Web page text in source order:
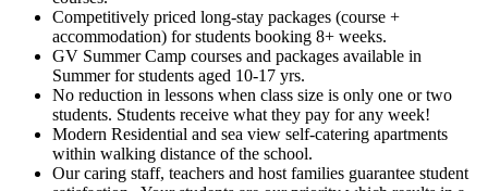
Competitively priced long-stay packages (course +
accommodation) for students booking 8+ weeks.
GV Summer Camp courses and packages available in
Summer for students aged 10-17 yrs.
No reduction in lessons when class size is only one or two
students. Students receive what they pay for any week!
Modern Residential and sea view self-catering apartments
within walking distance of the school.
Our caring staff, teachers and host families guarantee student